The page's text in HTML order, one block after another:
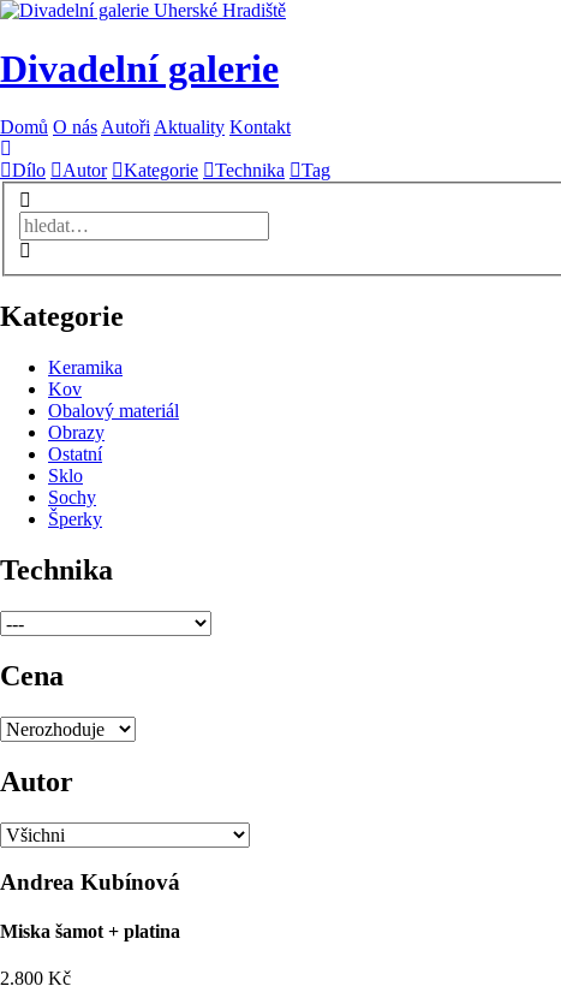
Divadelní galerie
Domů O nás Autoři Aktuality Kontakt
Dílo Autor Kategorie Technika Tag
Kategorie
Keramika
Kov
Obalový materiál
Obrazy
Ostatní
Sklo
Sochy
Šperky
Technika
Cena
Autor
Andrea Kubínová
Miska šamot + platina
2.800 Kč